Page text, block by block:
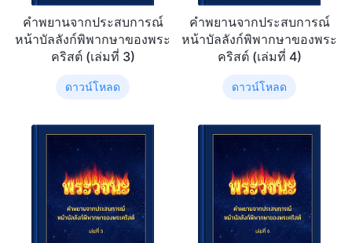
คำพยานจากประสบการณ์
หน้าบัลลังก์พิพากษาของพระ
คริสต์ (เล่มที่ 3)
ดาวน์โหลด
คำพยานจากประสบการณ์
หน้าบัลลังก์พิพากษาของพระ
คริสต์ (เล่มที่ 4)
ดาวน์โหลด